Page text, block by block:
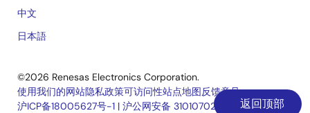
返回顶部
中文
日本語
©2026 Renesas Electronics Corporation.
使用我们的网站隐私政策可访问性站点地图反馈意见
沪ICP备18005627号-1 | 沪公网安备 31010702006910号